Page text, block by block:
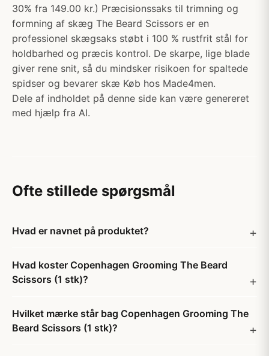
30% fra 149.00 kr.) Præcisionssaks til trimning og
formning af skæg The Beard Scissors er en
professionel skægsaks støbt i 100 % rustfrit stål for
holdbarhed og præcis kontrol. De skarpe, lige blade
giver rene snit, så du mindsker risikoen for spaltede
spidser og bevarer skæ Køb hos Made4men.
Dele af indholdet på denne side kan være genereret
med hjælp fra AI.
Ofte stillede spørgsmål
Hvad er navnet på produktet?
Hvad koster Copenhagen Grooming The Beard
Scissors (1 stk)?
Hvilket mærke står bag Copenhagen Grooming The
Beard Scissors (1 stk)?